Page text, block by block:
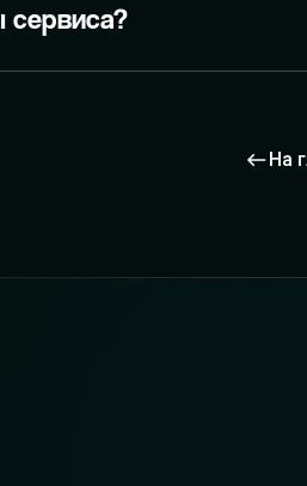
сервиса?
На